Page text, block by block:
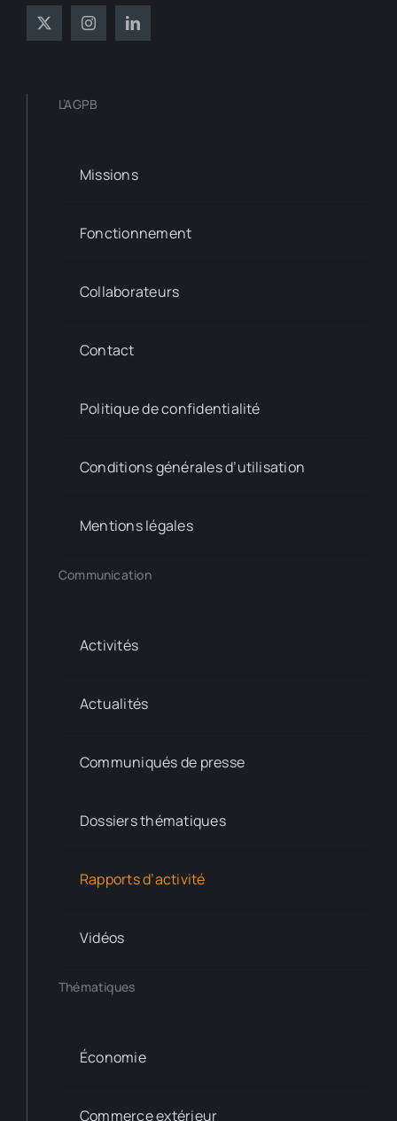
L’AGPB
Missions
Fonctionnement
Collaborateurs
Contact
Politique de confidentialité
Conditions générales d’utilisation
Mentions légales
Communication
Activités
Actualités
Communiqués de presse
Dossiers thématiques
Rapports d’activité
Vidéos
Thématiques
Économie
Commerce extérieur